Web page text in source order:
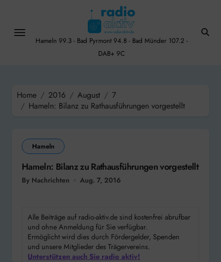
content
Hameln 99.3 - Bad Pyrmont 94.8 - Bad Münder 107.2 -
DAB+ 9C
Home 2016 August
7
Hameln: Bilanz zu Rathausführungen vorgestellt
Hameln
Hameln: Bilanz zu Rathausführungen vorgestellt
By Nachrichten Aug. 7, 2016
Alle Beiträge auf radio-aktiv.de sind kostenfrei abrufbar
und ohne Anmeldung für Sie verfügbar.
Ermöglicht wird dies durch Fördergelder, Spenden
und unsere Mitglieder des Trägervereins.
Unterstützen auch Sie radio aktiv!